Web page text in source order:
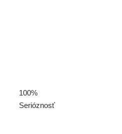
100%
Serióznosť